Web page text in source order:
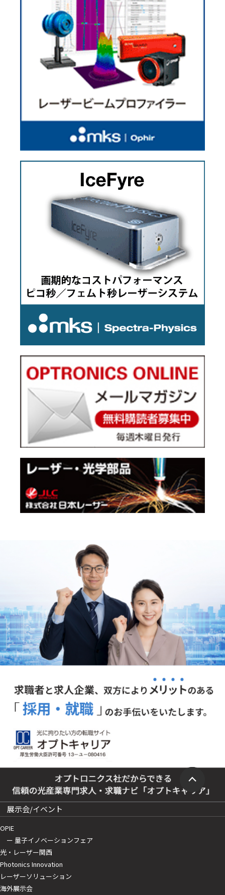
展示会/イベント
OPIE
ー 量子イノベーションフェア
光・レーザー関西
Photonics Innovation
レーザーソリューション
海外展示会